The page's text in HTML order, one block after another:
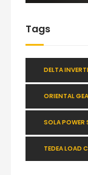
Tags
DELTA
ORIENTAL
SOLA POWER
TEDEA LOAD